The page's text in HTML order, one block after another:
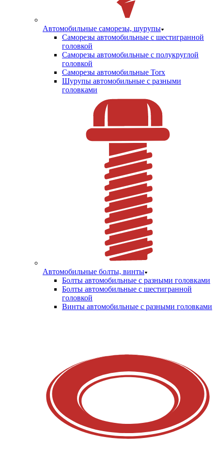
Автомобильные саморезы, шурупы
Саморезы автомобильные с шестигранной
головкой
Саморезы автомобильные с полукруглой
головкой
Саморезы автомобильные Torx
Шурупы автомобильные с разными
головками
Автомобильные болты, винты
Болты автомобильные с разными головками
Болты автомобильные с шестигранной
головкой
Винты автомобильные с разными головками